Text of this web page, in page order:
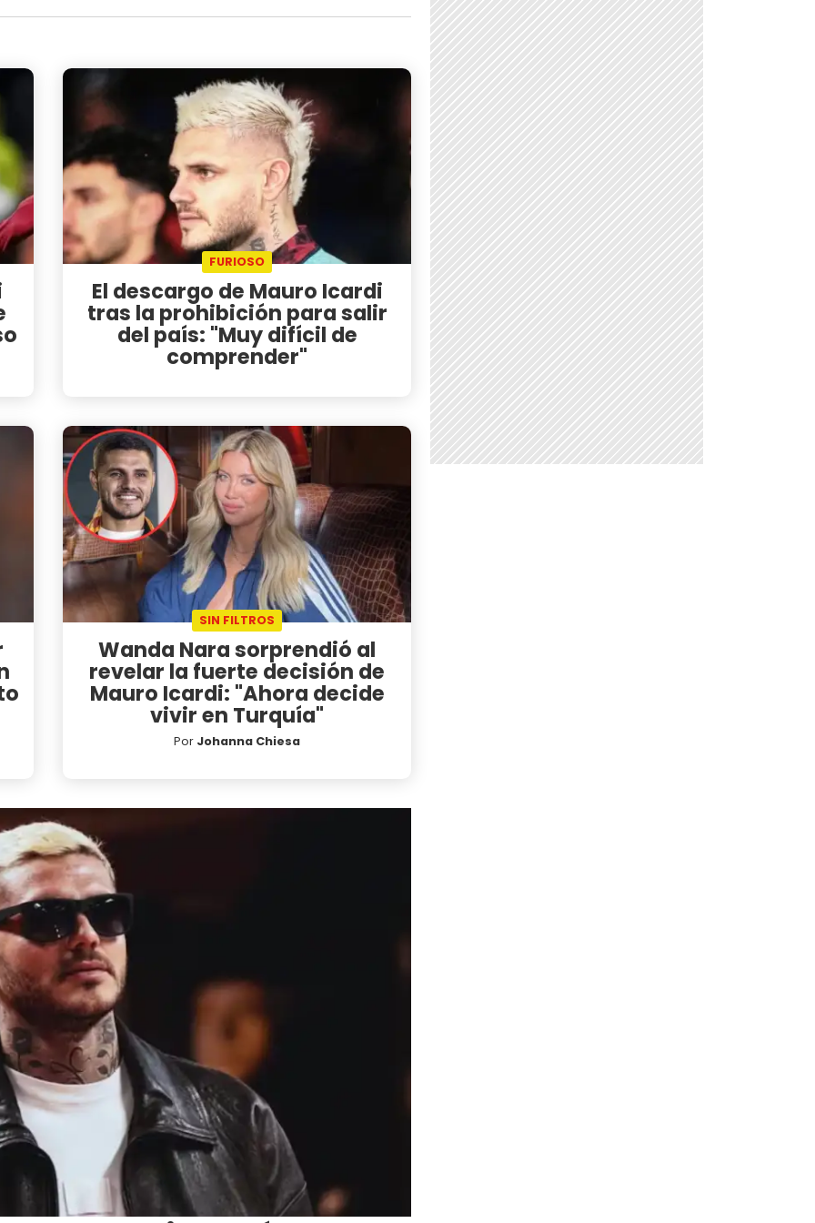
FURIOSO
El descargo de Mauro Icardi
tras la prohibición para salir
del país: "Muy difícil de
comprender"
SIN FILTROS
Wanda Nara sorprendió al
revelar la fuerte decisión de
Mauro Icardi: "Ahora decide
vivir en Turquía"
Por Johanna Chiesa